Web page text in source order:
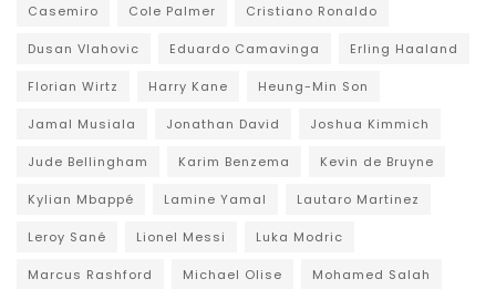
Casemiro Cole Palmer Cristiano Ronaldo
Dusan Vlahovic Eduardo Camavinga Erling Haaland
Florian Wirtz Harry Kane Heung-Min Son
Jamal Musiala Jonathan David Joshua Kimmich
Jude Bellingham Karim Benzema Kevin de Bruyne
Kylian Mbappé Lamine Yamal Lautaro Martinez
Leroy Sané Lionel Messi Luka Modric
Marcus Rashford Michael Olise Mohamed Salah